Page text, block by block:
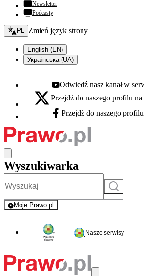
Newsletter
Podcasty
Zmień język - bieżący:
PL Zmień język strony
English (EN)
Українська (UA)
Youtube - otwiera się w nowej karcie
Odwiedź nasz kanał w
X - otwiera się w nowej karcie
Przejdź do naszego profilu
Facebook - otwiera się w nowej karcie
Przejdź do naszego
Wyszukiwarka
Szukaj
Moje Prawo.pl
- rejestracja i logowanie do serwisu
Nasze serwisy